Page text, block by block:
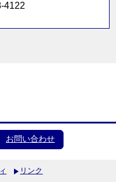
4122
お問い合わせ
リンク